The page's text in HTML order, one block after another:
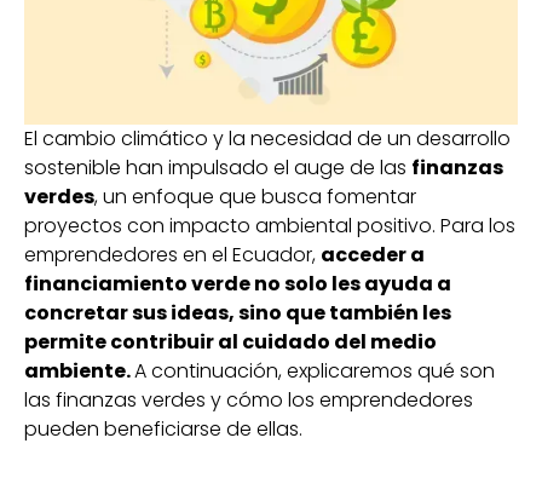
El cambio climático y la necesidad de un desarrollo
sostenible han impulsado el auge de las finanzas
verdes, un enfoque que busca fomentar
proyectos con impacto ambiental positivo. Para los
emprendedores en el Ecuador, acceder a
financiamiento verde no solo les ayuda a
concretar sus ideas, sino que también les
permite contribuir al cuidado del medio
ambiente.A continuación, explicaremos qué son
las finanzas verdes y cómo los emprendedores
pueden beneficiarse de ellas.